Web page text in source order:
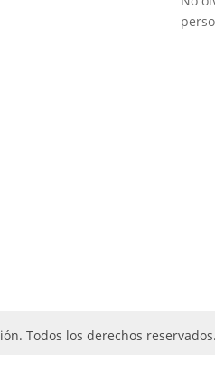
Todos los derechos reservados.